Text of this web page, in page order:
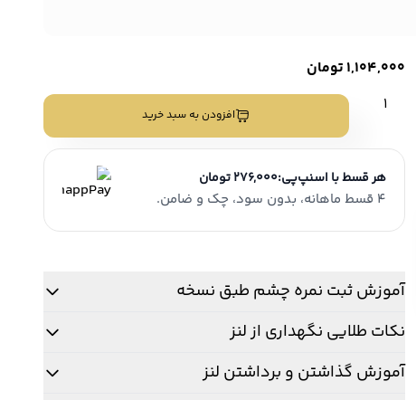
1,104,000تومان
فصلی
کانفست
رنگ
عدد
افزودن به سبد خرید
هر قسط با اسنپ‌پی:276,000 تومان
4 قسط ماهانه، بدون سود، چک و ضامن.
آموزش ثبت نمره چشم طبق نسخه
نکات طلایی نگهداری از لنز
آموزش گذاشتن و برداشتن لنز